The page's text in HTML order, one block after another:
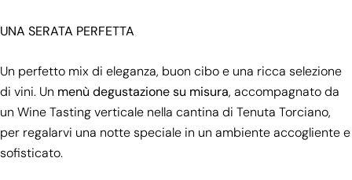
UNA SERATA PERFETTA
Un perfetto mix di eleganza, buon cibo e una ricca selezione
di vini. Un menù degustazione su misura, accompagnato da
un Wine Tasting verticale nella cantina di Tenuta Torciano,
per regalarvi una notte speciale in un ambiente accogliente e
sofisticato.